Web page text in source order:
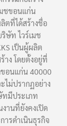
ชขอนแก่น
ตที่ได้สร้างชื่อ
ษัท ไวร์เมช
เป็นผู้ผลิต
าง โดยตั้งอยู่ที่
อนแก่น 40000
ไม่ปรากฏอย่าง
ทมีประเภท
านที่ยังคงเปิด
ารดำเนินธุรกิจ